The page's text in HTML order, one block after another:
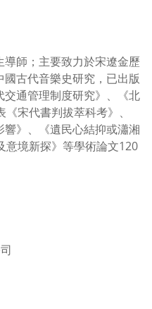
師；主要致力於宋遼金歷
古代音樂史研究，已出版
交通管理制度研究》、《北
宋代書判拔萃科考》、
響》、《遺民心結抑或瀟湘
境新探》等學術論文120